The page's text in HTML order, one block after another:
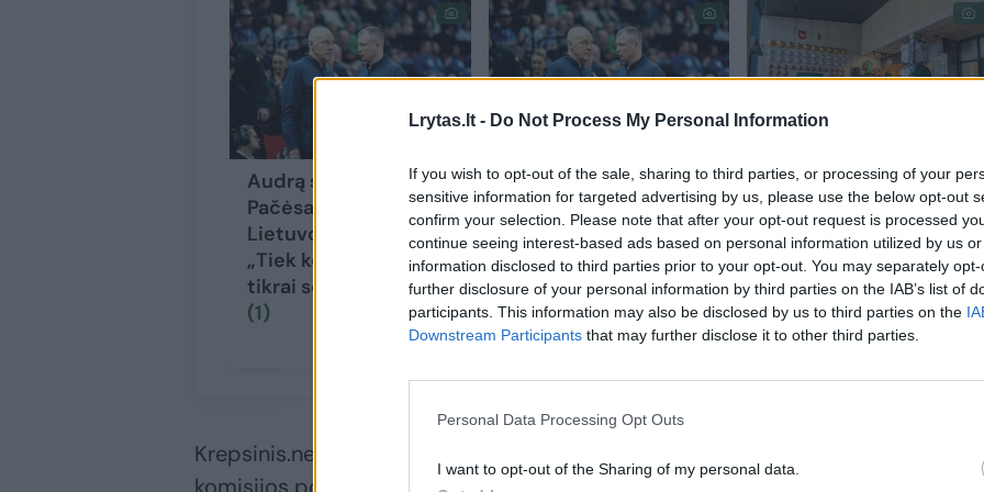
Lrytas.lt - Do Not Process My Personal Information
If you wish to opt-out of the sale, sharing to third parties, or processing of your
sensitive information for targeted advertising by us, please use the below opt-out
confirm your selection. Please note that after your opt-out request is processed
continue seeing interest-based ads based on personal information utilized by us
information disclosed to third parties prior to your opt-out. You may separately
further disclosure of your personal information by third parties on the IAB’s list of
participants. This information may also be disclosed by us to third parties on the
Downstream Participants that may further disclose it to other third parties.
Personal Data Processing Opt Outs
I want to opt-out of the Sharing of my personal data.
Audrą sukėlęs T.
Pačėsas toliau dirbs
Lietuvos rinktinėje:
„Tiek kompetencijos
tikrai seniai nebuvo“
(1)
T. Pačėsas vėl
atsidūrė dėmesio
centre – šį kartą
atskriejo LKF
pasiūlymas
Sumažėjus
pajamoms iš
atributikos LKF
prašys profesionalų
pagalbos
Krepsinis.net šaltiniai atskleidė, kad tokią idėją skirti naują vadovą per
komisijos posėdį pasiūlė LKF viceprezidentas ir Lietuvos vyrų rinktinės